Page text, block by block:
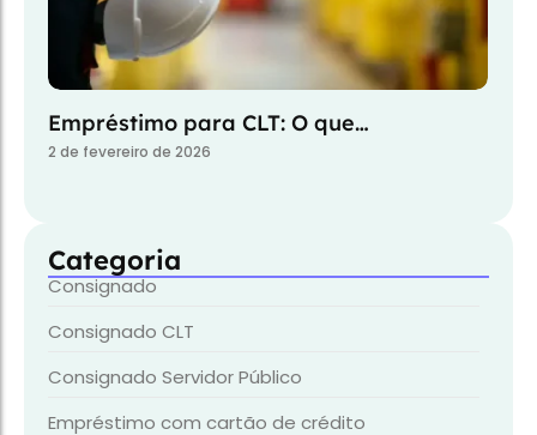
Empréstimo para CLT: O que…
2 de fevereiro de 2026
Categoria
Consignado
Consignado CLT
Consignado Servidor Público
Empréstimo com cartão de crédito